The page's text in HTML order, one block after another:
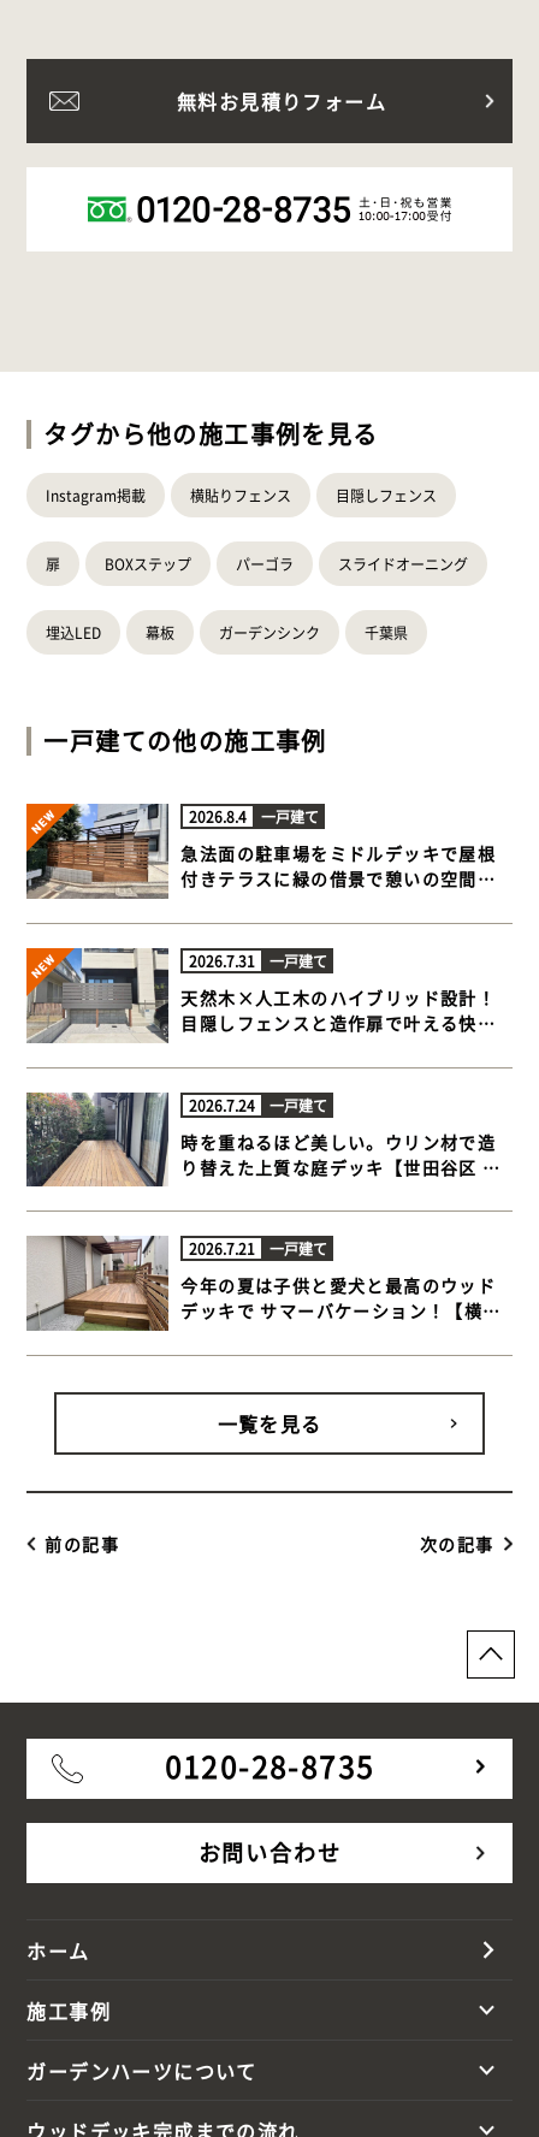
無料お見積りフォーム
タグから他の施工事例を見る
Instagram掲載 横貼りフェンス 目隠しフェンス
扉 BOXステップ パーゴラ スライドオーニング
埋込LED 幕板 ガーデンシンク 千葉県
一戸建ての他の施工事例
2026.8.4 一戸建て
急法面の駐車場をミドルデッキで屋根
付きテラスに緑の借景で憩いの空間が
デッキ】
2026.7.31 一戸建て
天然木×人工木のハイブリッド設計！
目隠しフェンスと造作扉で叶える快適
ドデッキ】
2026.7.24 一戸建て
時を重ねるほど美しい。ウリン材で造
り替えた上質な庭デッキ【世田谷区 一
2026.7.21 一戸建て
今年の夏は子供と愛犬と最高のウッド
デッキで サマーバケーション！【横浜
一覧を見る
前の記事 次の記事
0120-28-8735
お問い合わせ
ホーム
施工事例
ガーデンハーツについて
ウッドデッキ完成までの流れ